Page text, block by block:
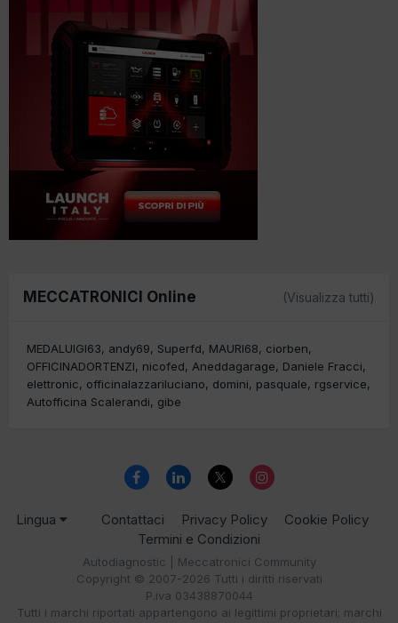
MECCATRONICI Online (Visualizza tutti)
MEDALUIGI63 andy69 Superfd MAURI68
ciorben
OFFICINADORTENZI
nicofed Aneddagarage
Daniele Fracci
elettronic
officinalazzariluciano domini pasquale
rgservice
Autofficina Scalerandi
gibe
Lingua Contattaci Privacy Policy
Cookie Policy
Termini e Condizioni
Autodiagnostic | Meccatronici Community
Copyright © 2007-2026 Tutti i diritti riservati
P.iva 03438870044
Tutti i marchi riportati appartengono ai legittimi proprietari; marchi